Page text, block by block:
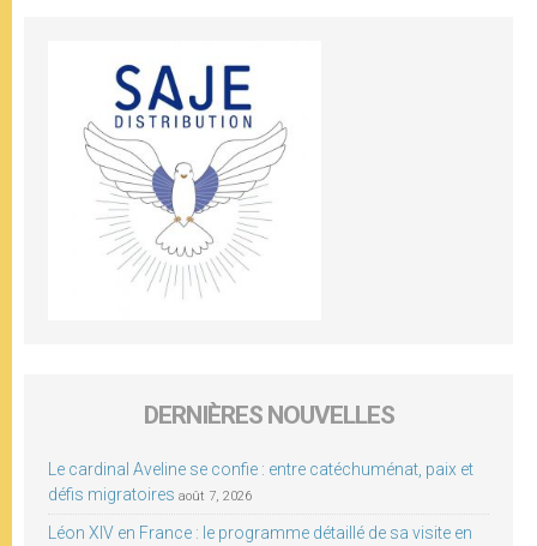
DERNIÈRES NOUVELLES
Le cardinal Aveline se confie : entre catéchuménat, paix et
défis migratoires août 7, 2026
Léon XIV en France : le programme détaillé de sa visite en